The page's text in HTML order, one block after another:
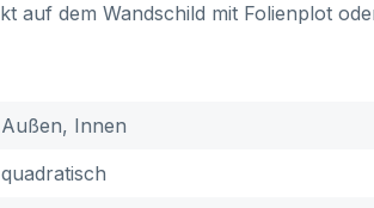
auf dem Wandschild mit Folienplot
Außen, Innen
quadratisch